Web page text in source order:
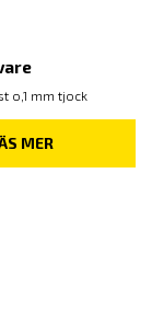
o,1 mm tjock
MER